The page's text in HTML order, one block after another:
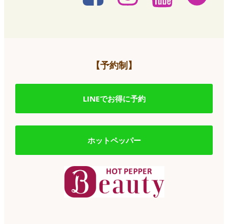
【予約制】
LINEでお得に予約
ホットペッパー